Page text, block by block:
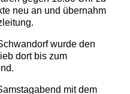
neu an und übernahm
wurde den
dort bis zum
mit dem